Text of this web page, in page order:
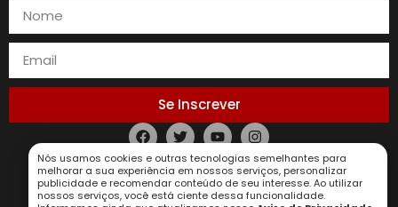
Se Inscrever
Política de Privacidade
Nós usamos cookies e outras tecnologias semelhantes para
melhorar a sua experiência em nossos serviços, personalizar
publicidade e recomendar conteúdo de seu interesse. Ao utilizar
nossos serviços, você está ciente dessa funcionalidade.